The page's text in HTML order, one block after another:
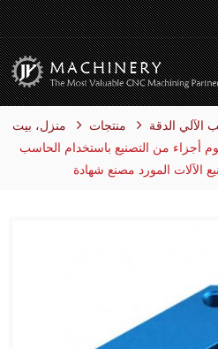
منزل، بيت منتجات
أجزاء من التصنيع باستخدام الحاسب